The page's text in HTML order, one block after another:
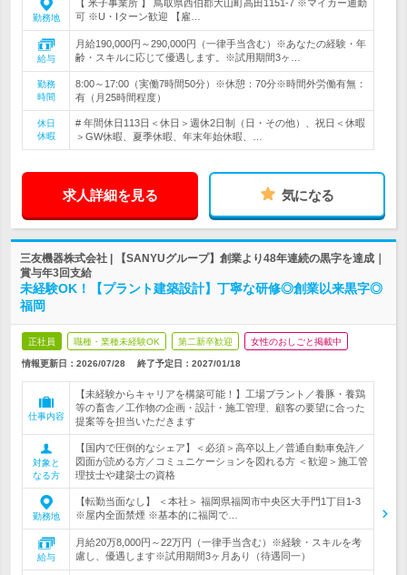
勤務地
【 米子事業所 】 鳥取県西伯郡大山町高田1151-7 ※マイカー通勤
可 ※U・Iターン歓迎 【雇…
給与
月給190,000円～290,000円（一律手当含む）※あなたの経験・年
齢・スキルに応じて優遇します。※試用期間3ヶ…
勤務
時間
8:00～17:00（実働7時間50分）※休憩：70分※時間外労働有無：
有（月25時間程度）
休日
休暇
# 年間休日113日＜休日＞週休2日制（日・その他）、祝日＜休暇
＞GW休暇、夏季休暇、年末年始休暇、…
求人詳細を見る 気になる
三友機器株式会社 | 【SANYUグループ】創業より48年連続の黒字を達成｜
賞与年3回支給
未経験OK！【プラント建築設計】丁寧な研修◎創業以来黒字◎
福岡
正社員 職種・業種未経験OK 第二新卒歓迎 女性のおしごと掲載中
情報更新日：2026/07/28 終了予定日： 2027/01/18
仕事内容
【未経験からキャリアを構築可能！】工場プラント／養豚・養鶏
等の畜舎／工作物の企画・設計・施工管理、顧客の要望に合った
提案等を担当いただきます
対象と
なる方
【国内で圧倒的なシェア】＜必須＞高卒以上／普通自動車免許／
図面が読める方／コミュニケーションを図れる方 ＜歓迎＞施工管
理技士や建築士の資格
勤務地
【転勤当面なし】 ＜本社＞ 福岡県福岡市中央区大手門1丁目1-3
※屋内全面禁煙 ※基本的に福岡で…
給与
月給20万8,000円～22万円（一律手当含む）※経験・スキルを考
慮し、優遇します※試用期間3ヶ月あり（待遇同一）